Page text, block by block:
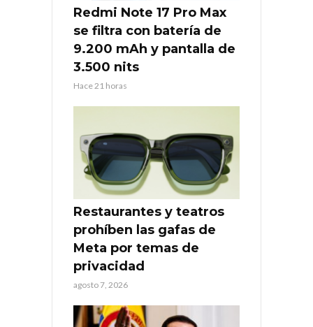
Redmi Note 17 Pro Max
se filtra con batería de
9.200 mAh y pantalla de
3.500 nits
Hace 21 horas
Restaurantes y teatros
prohíben las gafas de
Meta por temas de
privacidad
agosto 7, 2026